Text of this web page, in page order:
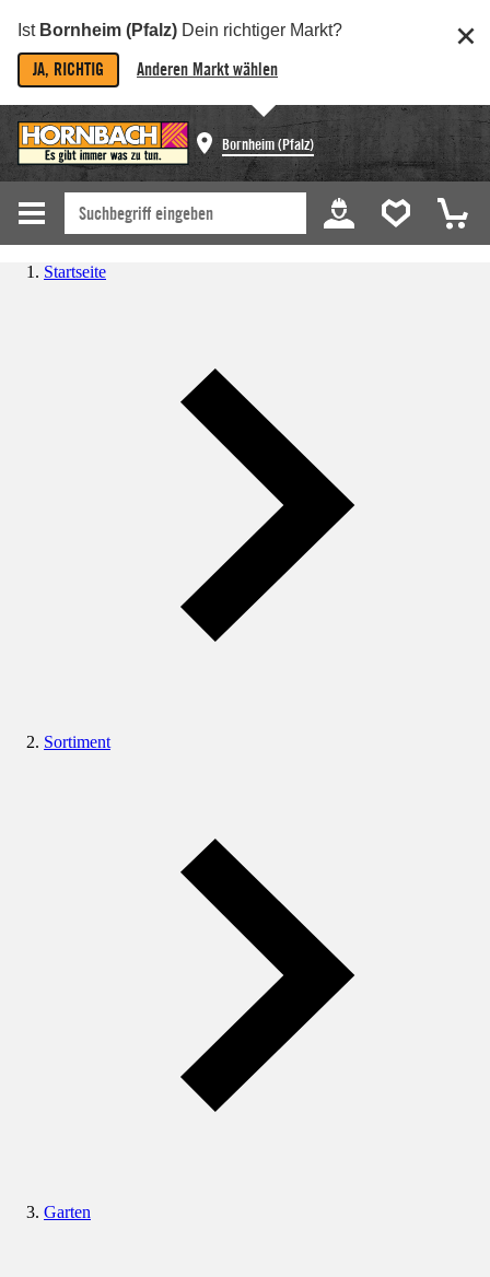
Ist Bornheim (Pfalz) Dein richtiger Markt?
JA, RICHTIG Anderen Markt wählen
Bornheim (Pfalz)
Startseite
Sortiment
Garten